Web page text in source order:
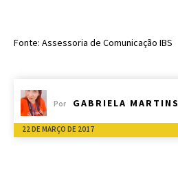
Fonte: Assessoria de Comunicação IBS
Por GABRIELA MARTINS
22 DE MARÇO DE 2017